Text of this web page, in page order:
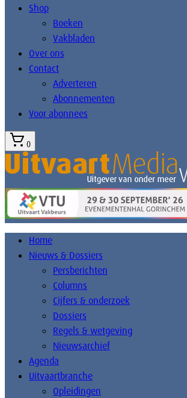
Shop
Boeken
Vakbladen
Over ons
Contact
Adverteren
Abonnementen
Voor abonnees
0
Home
Nieuws & Dossiers
Persberichten
Columns
Cijfers & onderzoek
Dossiers
Regels & wetgeving
Nieuwsarchief
Agenda
Uitvaartbranche
Opleidingen